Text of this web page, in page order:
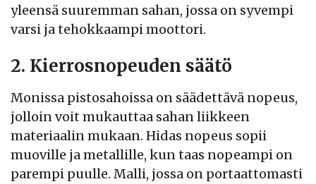
yleensä suuremman sahan, jossa on syvempi
varsi ja tehokkaampi moottori.
2. Kierrosnopeuden säätö
Monissa pistosahoissa on säädettävä nopeus,
jolloin voit mukauttaa sahan liikkeen
materiaalin mukaan. Hidas nopeus sopii
muoville ja metallille, kun taas nopeampi on
parempi puulle. Malli, jossa on portaattomasti